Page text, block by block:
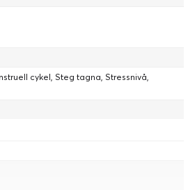
cykel, Steg tagna, Stressnivå,